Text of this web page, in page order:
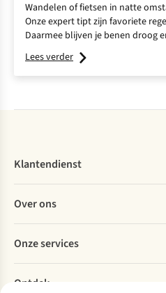
Wandelen of fietsen in natte
Onze expert tipt zijn favoriete
Daarmee blijven je benen droog
tijdens elke regenbui.
Lees verder
Klantendienst
Bestellen
Betalen
Levering
Retourneren
Bestelling herroepen
Over ons
Explore More
Verantwoord ondernemen
Over Ayacucho
Onze services
Ontdek